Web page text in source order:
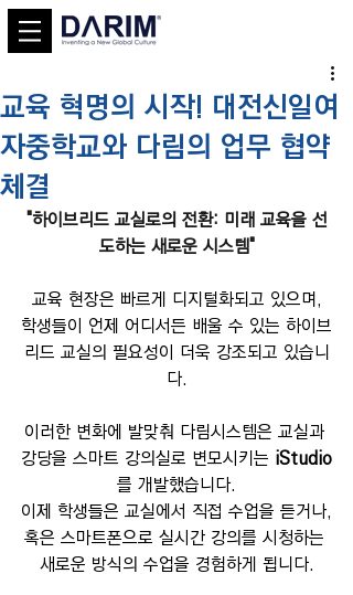
교육 혁명의 시작! 대전신일여
자중학교와 다림의 업무 협약
체결
"하이브리드 교실로의 전환: 미래 교육을 선
도하는 새로운 시스템"
교육 현장은 빠르게 디지털화되고 있으며,
학생들이 언제 어디서든 배울 수 있는 하이브
리드 교실의 필요성이 더욱 강조되고 있습니
다.
이러한 변화에 발맞춰 다림시스템은 교실과
강당을 스마트 강의실로 변모시키는 iStudio
를 개발했습니다.
이제 학생들은 교실에서 직접 수업을 듣거나,
혹은 스마트폰으로 실시간 강의를 시청하는
새로운 방식의 수업을 경험하게 됩니다.